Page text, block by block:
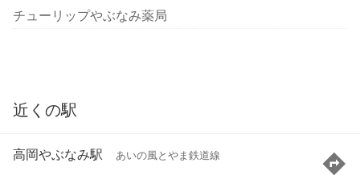
チューリップやぶなみ薬局
近くの駅
高岡やぶなみ駅 あいの風とやま鉄道線